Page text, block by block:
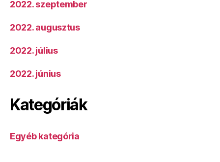
2022. szeptember
2022. augusztus
2022. július
2022. június
Kategóriák
Egyéb kategória